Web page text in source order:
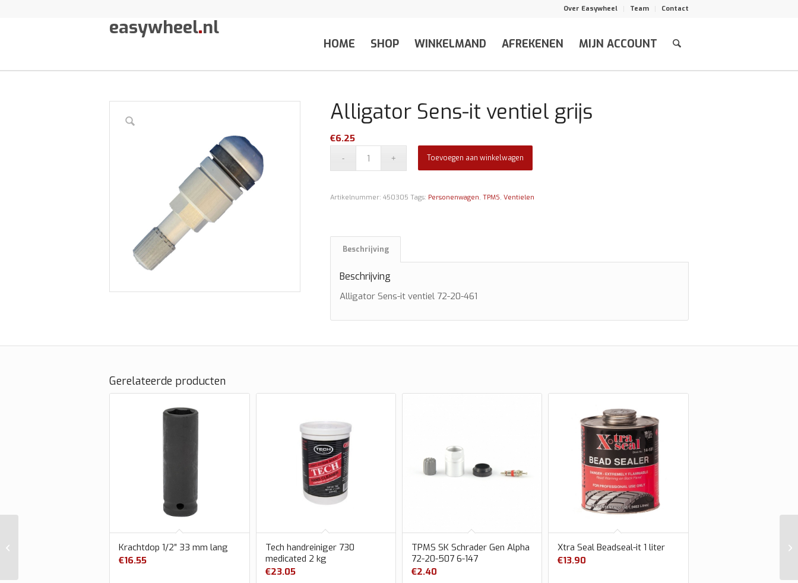
Over Easywheel Team Contact
easywheel.nl
HOME SHOP WINKELMAND AFREKENEN MIJN ACCOUNT
Alligator Sens-it ventiel grijs
€6.25
Toevoegen aan winkelwagen
Artikelnummer:450305 Tags: Personenwagen,TPMS,Ventielen
Beschrijving
Beschrijving
Alligator Sens-it ventiel 72-20-461
Gerelateerde producten
Krachtdop 1/2″ 33 mm lang
€16.55
Tech handreiniger 730
medicated 2 kg
€23.05
TPMS SK Schrader Gen Alpha
72-20-507 6-147
€2.40
Xtra Seal Beadseal-it 1 liter
€13.90